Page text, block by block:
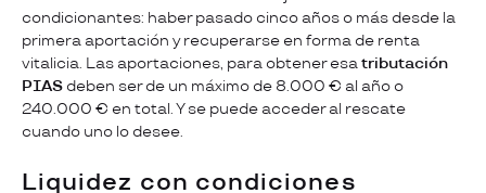
condicionantes: haber pasado cinco años o más desde la
primera aportación y recuperarse en forma de renta
vitalicia. Las aportaciones, para obtener esatributación
PIAS deben ser de un máximo de 8.000 € al año o
240.000 € en total. Y se puede acceder al rescate
cuando uno lo desee.
Liquidez con condiciones